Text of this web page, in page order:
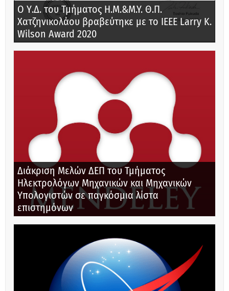
Ο Υ.Δ. του Τμήματος Η.Μ.&M.Y. Θ.Π.
Χατζηνικολάου βραβεύτηκε με το IEEE Larry K.
Wilson Award 2020
Διάκριση Μελών ΔΕΠ του Τμήματος
Ηλεκτρολόγων Μηχανικών και Μηχανικών
Υπολογιστών σε παγκόσμια λίστα
επιστημόνων